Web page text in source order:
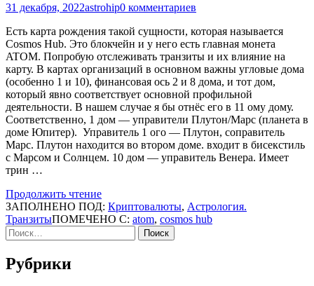
31 декабря, 2022astrohip0 комментариев
Есть карта рождения такой сущности, которая называется
Cosmos Hub. Это блокчейн и у него есть главная монета
ATOM. Попробую отслеживать транзиты и их влияние на
карту. В картах организаций в основном важны угловые дома
(особенно 1 и 10), финансовая ось 2 и 8 дома, и тот дом,
который явно соответствует основной профильной
деятельности. В нашем случае я бы отнёс его в 11 ому дому.
Соответственно, 1 дом — управители Плутон/Марс (планета в
доме Юпитер). Управитель 1 ого — Плутон, соправитель
Марс. Плутон находится во втором доме. входит в бисекстиль
с Марсом и Солнцем. 10 дом — управитель Венера. Имеет
трин …
Продолжить чтение
ЗАПОЛНЕНО ПОД: Криптовалюты, Астрология.
ТранзитыПОМЕЧЕНО С: atom, cosmos hub
Найти:
Рубрики